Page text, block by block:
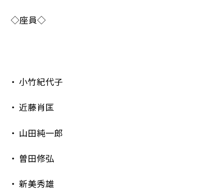
◇座員◇
小竹紀代子
近藤肖匡
山田純一郎
曽田修弘
新美秀雄